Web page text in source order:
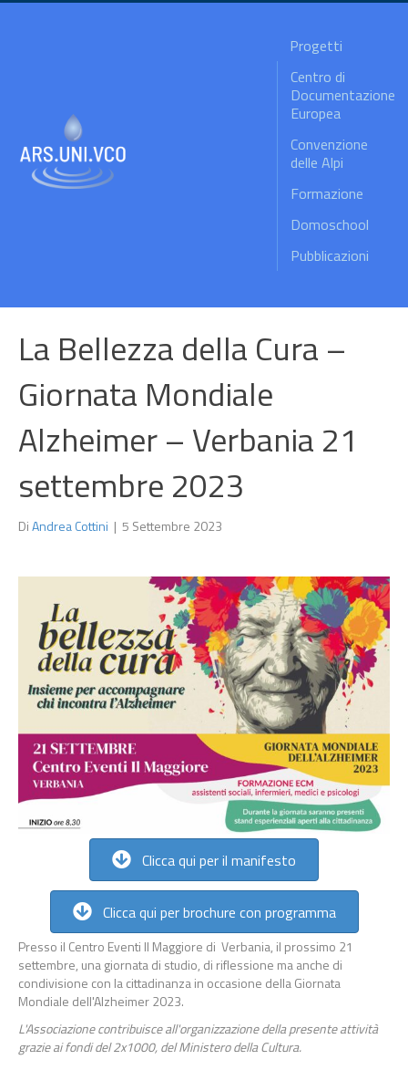
Progetti
Centro di
Documentazione
Europea
Convenzione
delle Alpi
Formazione
Domoschool
Pubblicazioni
La Bellezza della Cura –
Giornata Mondiale
Alzheimer – Verbania 21
settembre 2023
DiAndrea Cottini | 5 Settembre 2023
Clicca qui per il manifesto
Clicca qui per brochure con programma
Presso il Centro Eventi Il Maggiore di Verbania, il prossimo 21
settembre, una giornata di studio, di riflessione ma anche di
condivisione con la cittadinanza in occasione della Giornata
Mondiale dell'Alzheimer 2023.
L'Associazione contribuisce all'organizzazione della presente attività
grazie ai fondi del 2x1000, del Ministero della Cultura.